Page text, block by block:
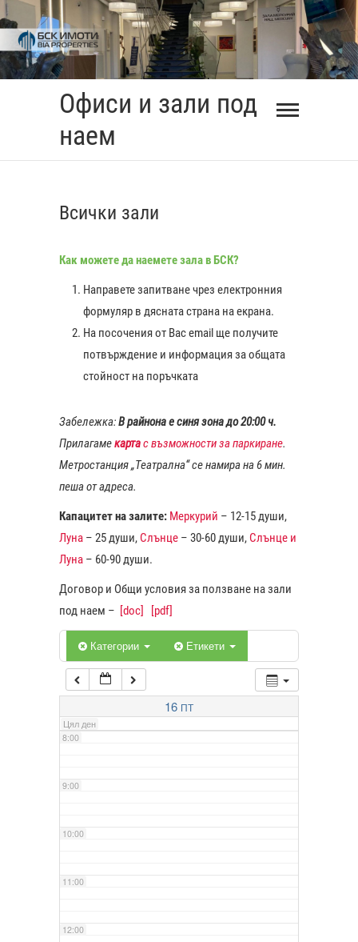
Skip
to
content
Офиси и зали под
наем
Всички зали
Как можете да наемете зала в БСК?
Направете запитване чрез електронния
формуляр в дясната страна на екрана.
На посочения от Вас еmail ще получите
потвърждение и информация за общата
стойност на поръчката
Забележка:В райнона е синя зона до 20:00 ч.
Прилагамекартас възможности за паркиране.
Метростанция „Театрална“ се намира на 6 мин.
пеша от адреса.
Капацитет на залите: Меркурий – 12-15 души,
Луна – 25 души, Слънце – 30-60 души, Слънце и
Луна – 60-90 души.
Договор и Общи условия за ползване на зали
под наем – [doc] [pdf]
Категории Етикети
16 ПТ
Цял ден
2:00
4:00
5:00
7:00
8:00
9:00
10:00
11:00
12:00